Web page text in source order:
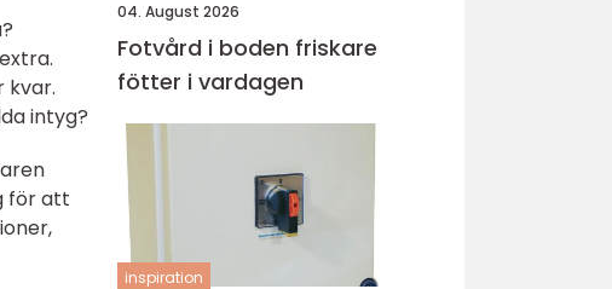
kvar.
intyg?
för att
04. August 2026
Fotvård i boden friskare
fötter i vardagen
inspiration